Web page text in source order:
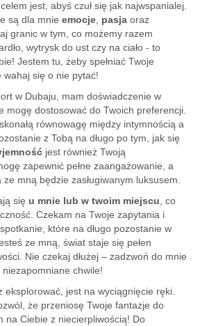
jest, abyś czuł się jak najwspanialej.
są dla mnie emocje pasja oraz
granic w tym, co możemy razem
wytrysk do ust czy na ciało - to
Jestem tu, żeby spełniać Twoje
się o nie pytać!
w Dubaju, mam doświadczenie w
mogę dostosować do Twoich preferencji.
równowagę między intymnością a
z Tobą na długo po tym, jak się
jest również Twoją
zapewnić pełne zaangażowanie, a
mną będzie zasługiwanym luksusem.
się u mnie lub w twoim miejscu , co
Czekam na Twoje zapytania i
które na długo pozostanie w
ze mną, świat staje się pełen
Nie czekaj dłużej – zadzwoń do mnie
chwile!
eksplorować, jest na wyciągnięcie ręki.
że przeniosę Twoje fantazje do
na Ciebie z niecierpliwością! Do